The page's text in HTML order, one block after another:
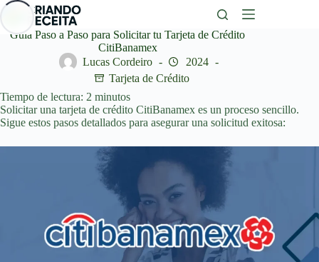
Saltar
contenido
Guía Paso a Paso para Solicitar tu Tarjeta de Crédito
CitiBanamex
Lucas Cordeiro
2024
Tarjeta de Crédito
Tiempo de lectura: 2 minutos
Solicitar una tarjeta de crédito CitiBanamex es un proceso sencillo.
Sigue estos pasos detallados para asegurar una solicitud exitosa: